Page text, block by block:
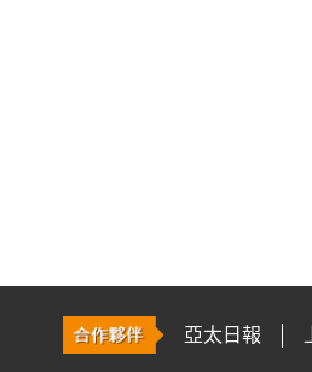
亞太日報